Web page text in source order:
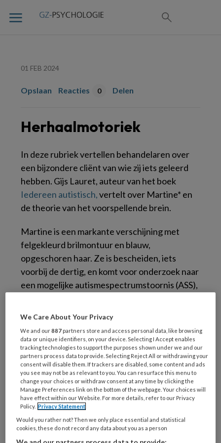
01 FEB 2024
Opslaan Reacties 0 Delen
Herhaalmotoriek
In deze rubriek vertellen behandelaren over
een bijzondere cliënt van wie zij iets geleerd
hebben. Gijs Lauret, auteur van het boek
Iedereen autistisch,vertelt over Martine* en
de theorie van het voorspellende brein.
Martine is een markante verschijning met
felgekleurd brilmontuur en blauw,
opgeschoren haar. Ze is bescheiden, iets
voorbij de dertig, en komt voor onderzoek naar
een mogelijke autismespectrumstoornis (ASS),
schoolbanken al op haar veertiende; vanwege
steeds hevigere motorische tics. Zij is dermate
prikkelgevoelig dat ook een vaste baan voor
haar niet weggelegd is.
De uiteindelijke classificatie ASS komt voor
Martine niet als een verrassing. Ze is blij dat ze
erkenning vindt voor haar functioneren en
We Care About Your Privacy
We and our887 partners store and access personal data, like browsing
data or unique identifiers, on your device. Selecting I Accept enables
tracking technologies to support the purposes shown under we and our
partners process data to provide. Selecting Reject All or withdrawing your
consent will disable them. If trackers are disabled, some content and ads
you see may not be as relevant to you. You can resurface this menu to
change your choices or withdraw consent at any time by clicking the
Manage Preferences link on the bottom of the webpage. Your choices will
have effect within our Website. For more details, refer to our Privacy
Policy. Privacy Statement
Would you rather not? Then we only place essential and statistical
cookies, these do not record any data about you as a person